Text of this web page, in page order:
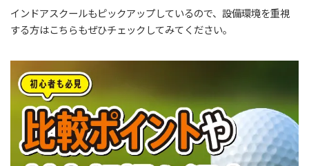
インドアスクールもピックアップしているので、設備環境を重視
する方はこちらもぜひチェックしてみてください。